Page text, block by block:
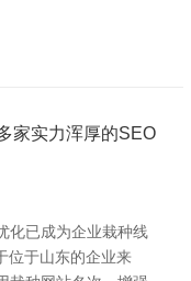
家实力浑厚的SEO
化已成为企业栽种线
位于山东的企业来